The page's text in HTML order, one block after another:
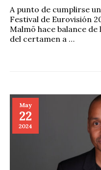
A punto de cumplirse
Festival de Eurovisión
Malmö hace balance
del certamen a …
May
22
2024